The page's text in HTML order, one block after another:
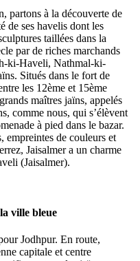
partons à la découverte de
de ses havelis dont les
taillées dans la
par de riches marchands
ki-Haveli, Nathmal-ki-
Situés dans le fort de
les 12ème et 15ème
maîtres jaïns, appelés
comme nous, qui s’élèvent
à pied dans le bazar.
empreintes de couleurs et
Jaisalmer a un charme
(Jaisalmer).
ville bleue
Jodhpur. En route,
capitale et centre